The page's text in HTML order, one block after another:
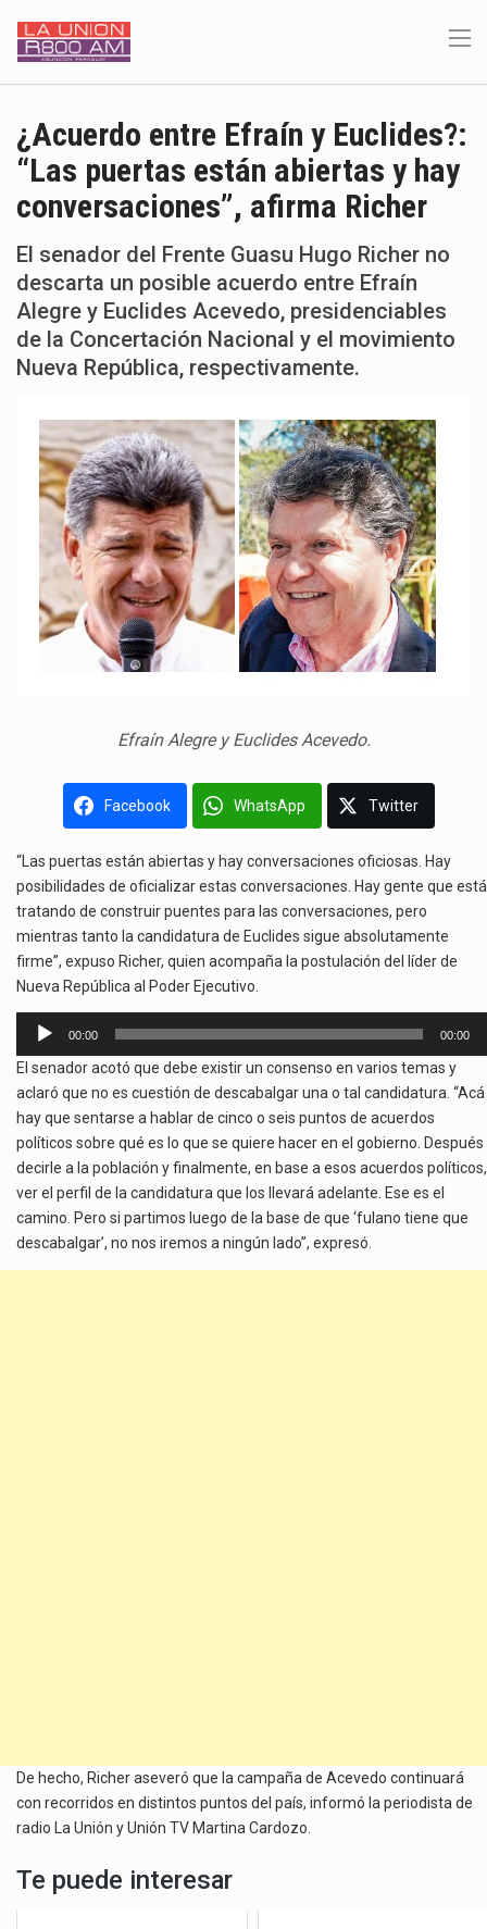
¿Acuerdo entre Efraín y Euclides?:
“Las puertas están abiertas y hay
conversaciones”, afirma Richer
El senador del Frente Guasu Hugo Richer no
descarta un posible acuerdo entre Efraín
Alegre y Euclides Acevedo, presidenciables
de la Concertación Nacional y el movimiento
Nueva República, respectivamente.
Efraín Alegre y Euclides Acevedo.
Facebook WhatsApp Twitter
“Las puertas están abiertas y hay conversaciones oficiosas. Hay
posibilidades de oficializar estas conversaciones. Hay gente que está
tratando de construir puentes para las conversaciones, pero
mientras tanto la candidatura de Euclides sigue absolutamente
firme”, expuso Richer, quien acompaña la postulación del líder de
Nueva República al Poder Ejecutivo.
Reproductor
audio
00:00 00:00
El senador acotó que debe existir un consenso en varios temas y
aclaró que no es cuestión de descabalgar una o tal candidatura. “Acá
hay que sentarse a hablar de cinco o seis puntos de acuerdos
políticos sobre qué es lo que se quiere hacer en el gobierno. Después
decirle a la población y finalmente, en base a esos acuerdos políticos,
ver el perfil de la candidatura que los llevará adelante. Ese es el
camino. Pero si partimos luego de la base de que ‘fulano tiene que
descabalgar’, no nos iremos a ningún lado”, expresó.
De hecho, Richer aseveró que la campaña de Acevedo continuará
con recorridos en distintos puntos del país, informó la periodista de
radio La Unión y Unión TV Martina Cardozo.
Te puede interesar